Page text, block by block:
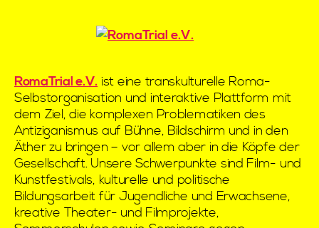
RomaTrial e.V. ist eine transkulturelle Roma-
Selbstorganisation und interaktive Plattform mit
dem Ziel, die komplexen Problematiken des
Antiziganismus auf Bühne, Bildschirm und in den
Äther zu bringen – vor allem aber in die Köpfe der
Gesellschaft. Unsere Schwerpunkte sind Film- und
Kunstfestivals, kulturelle und politische
Bildungsarbeit für Jugendliche und Erwachsene,
kreative Theater- und Filmprojekte,